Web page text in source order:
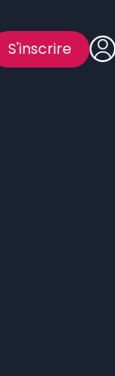
S'inscrire